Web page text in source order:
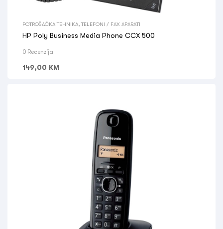
POTROŠAČKA TEHNIKA TELEFONI / FAX APARATI
HP Poly Business Media Phone CCX 500
0 Recenzija
149,00 KM